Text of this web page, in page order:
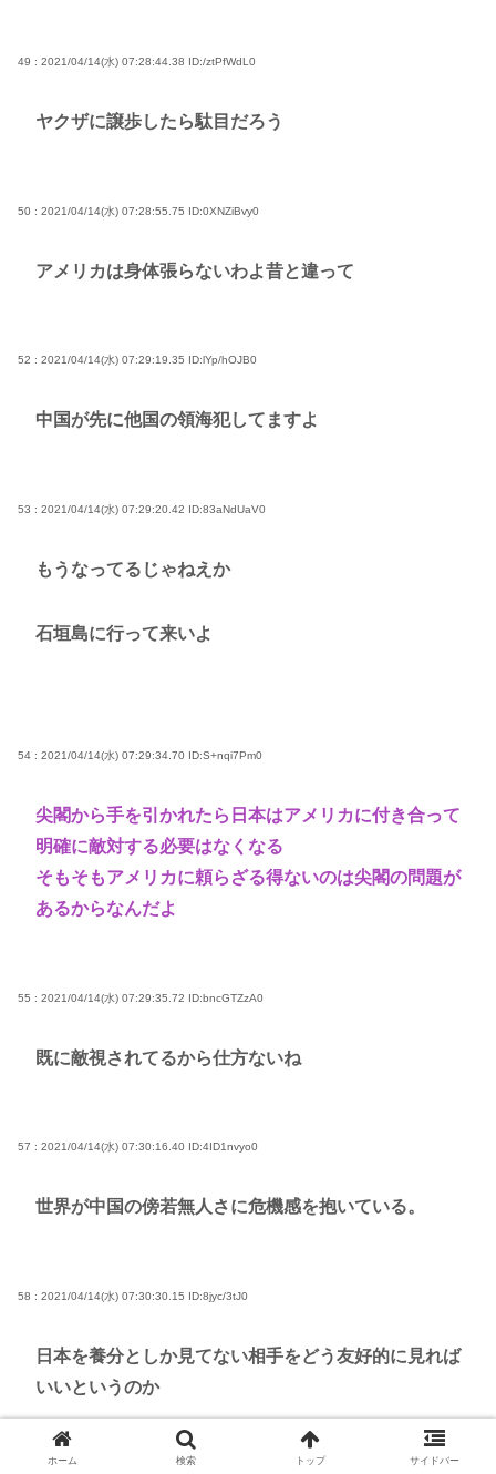
49 : 2021/04/14(水) 07:28:44.38 ID:/ztPfWdL0
ヤクザに譲歩したら駄目だろう
50 : 2021/04/14(水) 07:28:55.75 ID:0XNZiBvy0
アメリカは身体張らないわよ昔と違って
52 : 2021/04/14(水) 07:29:19.35 ID:lYp/hOJB0
中国が先に他国の領海犯してますよ
53 : 2021/04/14(水) 07:29:20.42 ID:83aNdUaV0
もうなってるじゃねえか
石垣島に行って来いよ
54 : 2021/04/14(水) 07:29:34.70 ID:S+nqi7Pm0
尖閣から手を引かれたら日本はアメリカに付き合って
明確に敵対する必要はなくなる
そもそもアメリカに頼らざる得ないのは尖閣の問題が
あるからなんだよ
55 : 2021/04/14(水) 07:29:35.72 ID:bncGTZzA0
既に敵視されてるから仕方ないね
57 : 2021/04/14(水) 07:30:16.40 ID:4ID1nvyo0
世界が中国の傍若無人さに危機感を抱いている。
58 : 2021/04/14(水) 07:30:30.15 ID:8jyc/3tJ0
日本を養分としか見てない相手をどう友好的に見れば
いいというのか
ホーム 検索 トップ サイドバー